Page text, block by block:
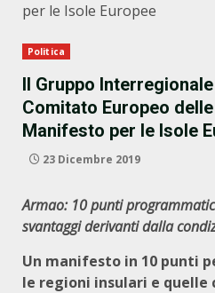
per le Isole Europee
Politica
Il Gruppo
Comitato Europeo
Manifesto per le Isole
23 Dicembre 2019
Armao: 10 punti
svantaggi derivanti dalla
Un manifesto in 10 punti
le regioni insulari e